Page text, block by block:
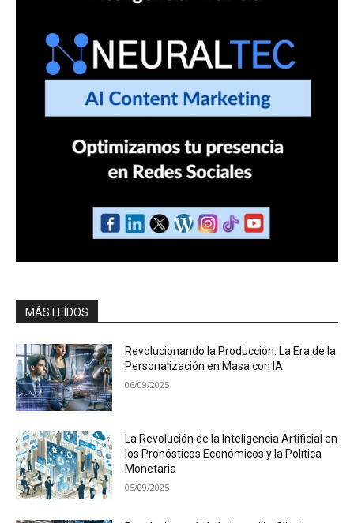
MÁS LEÍDOS
Revolucionando la Producción: La Era de la
Personalización en Masa con IA
06/09/2025
La Revolución de la Inteligencia Artificial en
los Pronósticos Económicos y la Política
Monetaria
05/09/2025